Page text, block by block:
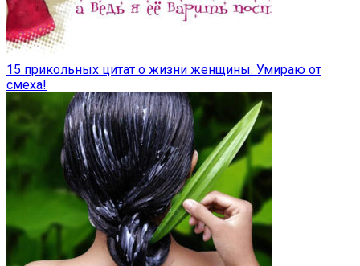
15 прикольных цитат о жизни женщины. Умираю от
смеха!